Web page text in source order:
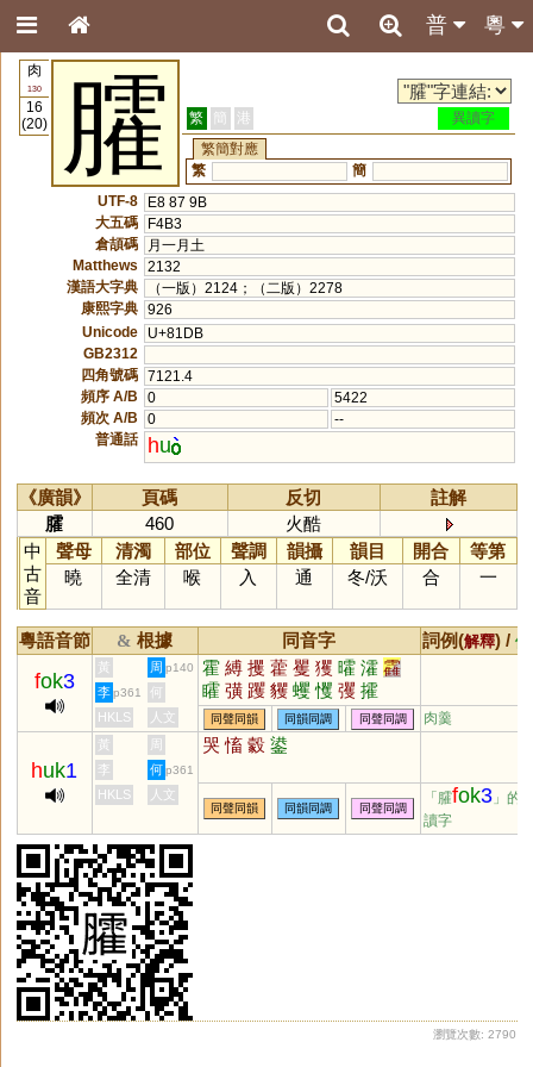
粵
普
肉
130
16
(20)
臛 繁 簡 港
異讀字
繁簡對應
繁
簡
UTF-8
E8 87 9B
大五碼
F4B3
倉頡碼
月一月土
Matthews
2132
漢語大字典
（一版）2124；（二版）2278
康熙字典 926
Unicode
U+81DB
GB2312
四角號碼 7121.4
頻序 A/B
0
5422
頻次 A/B
0
--
普通話
hu
《廣韻》 頁碼 反切
註解
臛
460
火酷
中
古
音
聲母 清濁 部位 聲調 韻攝 韻目 開合
等第
曉
全清 喉 入 通 冬/沃 合 一
粵語音節 & 根據 同音字 詞例(解釋) /
fok3
黃 周 p140 霍 縛 攫 藿 矍 玃 曤 瀖 靃
矐 彉 躩 貜 蠼 戄 彏 攉
李 p361
何
HKLS
人文 同聲同韻 同韻同調 同聲同調 肉羹
huk1
黃 周 哭 慉 豰 鍙
李 何 p361
HKLS 人文
同聲同韻 同韻同調 同聲同調
「臛fok3 」的
讀字
瀏覽次數: 2790